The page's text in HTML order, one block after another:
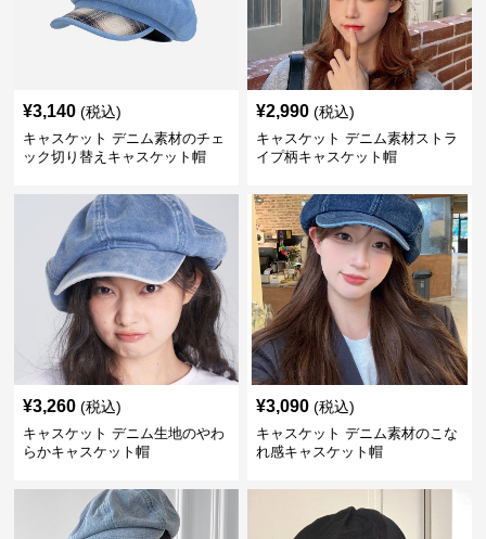
¥3,140 (税込)
キャスケット デニム素材のチェ
ック切り替えキャスケット帽
¥2,990 (税込)
キャスケット デニム素材ストラ
イプ柄キャスケット帽
¥3,260 (税込)
キャスケット デニム生地のやわ
らかキャスケット帽
¥3,090 (税込)
キャスケット デニム素材のこな
れ感キャスケット帽